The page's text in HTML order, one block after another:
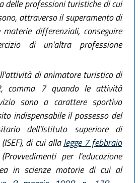
delle professioni turistiche di cui
attraverso il superamento di
differenziali, conseguire
di un'altra professione
di animatore turistico di
comma 7 quando le attività
sono a carattere sportivo
indispensabile il possesso del
dell'Istituto superiore di
di cui allalegge 7 febbraio
(Provvedimenti per l'educazione
in scienze motorie di cui al